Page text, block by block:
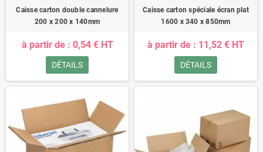
Caisse carton double cannelure
200 x 200 x 140mm
à partir de : 0,54 € HT
DÉTAILS
Caisse carton spéciale écran plat
1600 x 340 x 850mm
à partir de : 11,52 € HT
DÉTAILS